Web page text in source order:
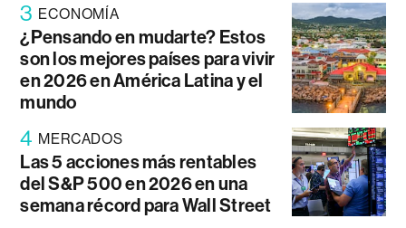
3 ECONOMÍA
¿Pensando en mudarte? Estos
son los mejores países para vivir
en 2026 en América Latina y el
mundo
4 MERCADOS
Las 5 acciones más rentables
del S&P 500 en 2026 en una
semana récord para Wall Street